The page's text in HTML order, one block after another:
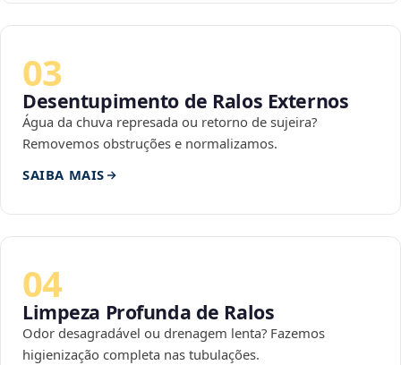
03
Desentupimento de Ralos Externos
Água da chuva represada ou retorno de sujeira?
Removemos obstruções e normalizamos.
SAIBA MAIS
04
Limpeza Profunda de Ralos
Odor desagradável ou drenagem lenta? Fazemos
higienização completa nas tubulações.